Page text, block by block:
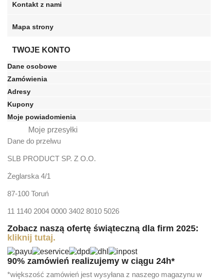
Kontakt z nami
Mapa strony
TWOJE KONTO
Dane osobowe
Zamówienia
Adresy
Kupony
Moje powiadomienia
Moje przesyłki
Dane do przelwu
SLB PRODUCT SP. Z O.O.
Żeglarska 4/1
87-100 Toruń
11 1140 2004 0000 3402 8010 5026
Zobacz naszą ofertę świąteczną dla firm 2025:
kliknij tutaj.
90% zamówień realizujemy w ciągu 24h*
*większość zamówień jest wysyłana z naszego magazynu w